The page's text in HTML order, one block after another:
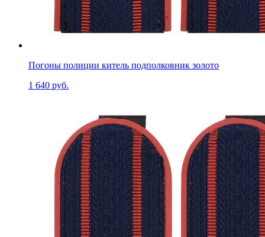
Погоны полиции китель подполковник золото
1 640 руб.